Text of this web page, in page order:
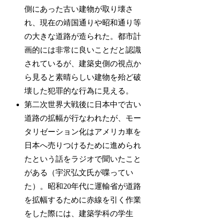
側にあった古い建物が取り壊さ
れ、現在の靖国通りや昭和通り等
の大きな道路が造られた。都市計
画的には非常に良いことだと認識
されているが、建築史側の視点か
ら見ると素晴らしい建物を殆ど破
壊した犯罪的な行為に見える。
第二次世界大戦後に日本中で古い
道路の拡幅が行なわれたが、モー
タリゼーション化はアメリカ車を
日本へ売りつけるために進められ
たという話をラジオで聞いたこと
がある（宇沢弘文氏が喋ってい
た）。昭和20年代に運輸省が道路
を拡幅するために赤線を引く作業
をした際には、建築学科の学生